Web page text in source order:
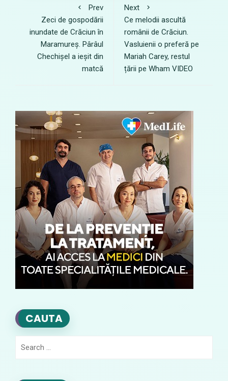
Prev
Zeci de gospodării
inundate de Crăciun în
Maramureș. Pârâul
Chechișel a ieșit din
matcă
Next
Ce melodii ascultă
românii de Crăciun.
Vasluienii o preferă pe
Mariah Carey, restul
țării pe Wham VIDEO
CAUTA